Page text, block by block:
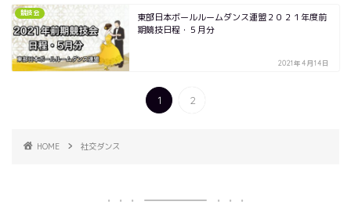
競技会
東部日本ボールルームダンス連盟２０２１年度前
期競技日程・５月分
2021年4月14日
1 2
HOME 社交ダンス